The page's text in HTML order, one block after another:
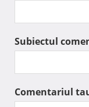
Subiectul
Comentariul